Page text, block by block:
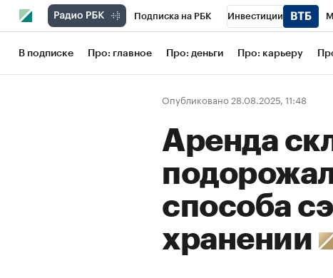
Подписка на РБК Инвестиции
Школа управления РБК РБК Образование
Рынок наличной валюты
В подписке Про: главное Про: деньги Про: карьеру
Опубликовано 28.08.2025, 11:48
Аренда
способа
хранении